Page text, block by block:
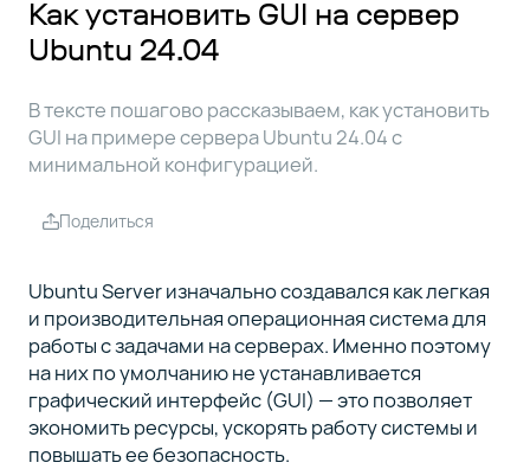
сервера
подходящего
варианта GUI
для Ubuntu
Установка
GUI
на Ubuntu
Server:
пошаговая
инструкция
Как установить GUI на сервер
Ubuntu 24.04
В тексте пошагово рассказываем, как установить
GUI на примере сервера Ubuntu 24.04 с
минимальной конфигурацией.
Поделиться
Ubuntu Server изначально создавался как легкая
и производительная операционная система для
работы с задачами на серверах. Именно поэтому
на них по умолчанию не устанавливается
графический интерфейс (GUI) — это позволяет
экономить ресурсы, ускорять работу системы и
повышать ее безопасность.